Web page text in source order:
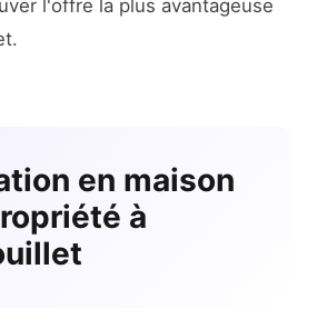
l'offre la plus avantageuse
en maison
à